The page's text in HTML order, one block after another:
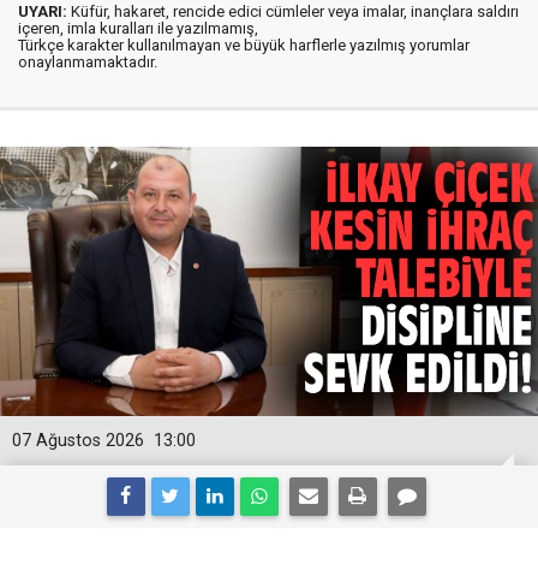
UYARI: Küfür, hakaret, rencide edici cümleler veya imalar, inançlara saldırı
içeren, imla kuralları ile yazılmamış,
Türkçe karakter kullanılmayan ve büyük harflerle yazılmış yorumlar
onaylanmamaktadır.
13:00
07 Ağustos 2026